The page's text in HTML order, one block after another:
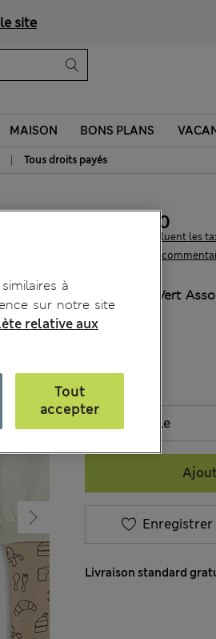
site
MAISON BONS PLANS
| Tous droits payés
2 les
CHF26.90
Tous les prix incluent les
Vert
Enregistrer
Livraison standard
à
sur notre site
relative aux
Tout
accepter